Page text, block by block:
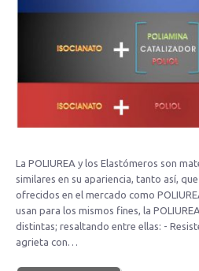
La POLIUREA y los Elastómeros son
similares en su apariencia, tanto así,
ofrecidos en el mercado como
usan para los mismos fines, la
distintas; resaltando entre ellas: -
agrieta con…